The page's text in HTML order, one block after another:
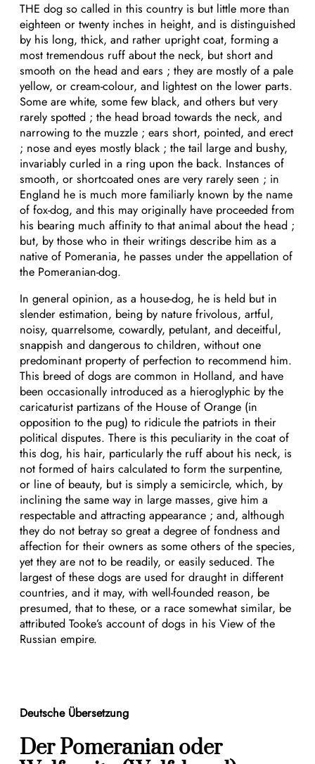
THE dog so called in this country is but little more than
eighteen or twenty inches in height, and is distinguished
by his long, thick, and rather upright coat, forming a
most tremendous ruff about the neck, but short and
smooth on the head and ears ; they are mostly of a pale
yellow, or cream-colour, and lightest on the lower parts.
Some are white, some few black, and others but very
rarely spotted ; the head broad towards the neck, and
narrowing to the muzzle ; ears short, pointed, and erect
; nose and eyes mostly black ; the tail large and bushy,
invariably curled in a ring upon the back. Instances of
smooth, or shortcoated ones are very rarely seen ; in
England he is much more familiarly known by the name
of fox-dog, and this may originally have proceeded from
his bearing much affinity to that animal about the head ;
but, by those who in their writings describe him as a
native of Pomerania, he passes under the appellation of
the Pomeranian-dog.
In general opinion, as a house-dog, he is held but in
slender estimation, being by nature frivolous, artful,
noisy, quarrelsome, cowardly, petulant, and deceitful,
snappish and dangerous to children, without one
predominant property of perfection to recommend him.
This breed of dogs are common in Holland, and have
been occasionally introduced as a hieroglyphic by the
caricaturist partizans of the House of Orange (in
opposition to the pug) to ridicule the patriots in their
political disputes. There is this peculiarity in the coat of
this dog, his hair, particularly the ruff about his neck, is
not formed of hairs calculated to form the surpentine,
or line of beauty, but is simply a semicircle, which, by
inclining the same way in large masses, give him a
respectable and attracting appearance ; and, although
they do not betray so great a degree of fondness and
affection for their owners as some others of the species,
yet they are not to be readily, or easily seduced. The
largest of these dogs are used for draught in different
countries, and it may, with well-founded reason, be
presumed, that to these, or a race somewhat similar, be
attributed Tooke’s account of dogs in his View of the
Russian empire.
Deutsche Übersetzung
Der Pomeranian oder